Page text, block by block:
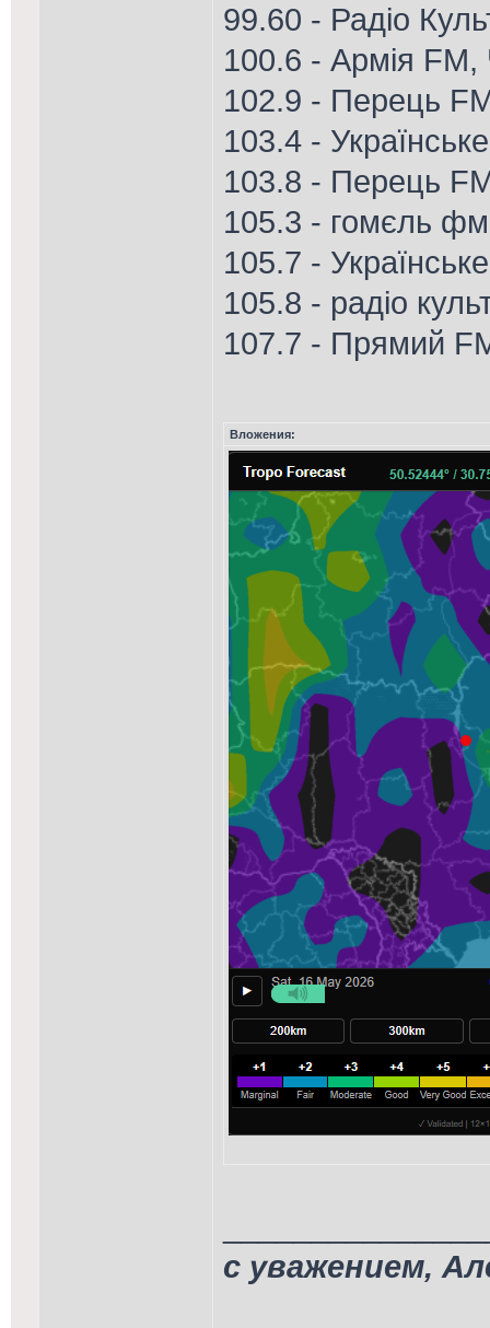
99.60 - Радіо
100.6 - Армія FM,
102.9 - Перець
103.4 -
103.8 - Перець
105.3 - гомєль
105.7 -
105.8 - радіо
107.7 - Прямий
Вложения:
с уважением,